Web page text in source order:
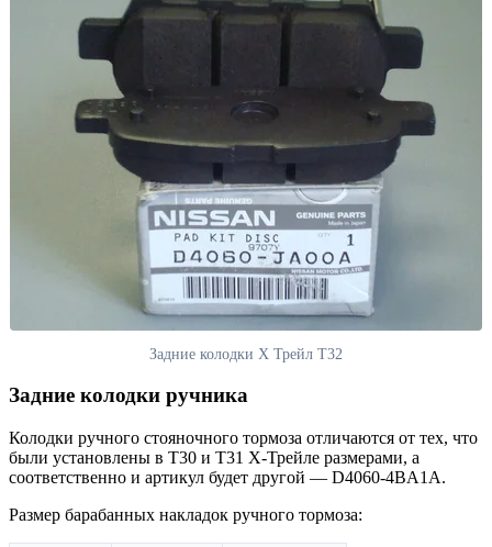
Задние колодки Х Трейл Т32
Задние колодки ручника
Колодки ручного стояночного тормоза отличаются от тех, что
были установлены в Т30 и Т31 Х-Трейле размерами, а
соответственно и артикул будет другой — D4060-4BA1A.
Размер барабанных накладок ручного тормоза: